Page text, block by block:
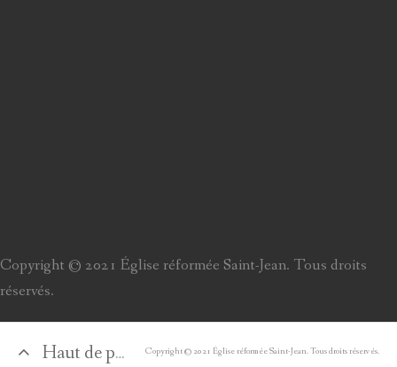
Copyright © 2021 Église réformée Saint-Jean. Tous droits
réservés.
Haut de page Copyright © 2021 Église réformée Saint-Jean. Tous droits réservés.